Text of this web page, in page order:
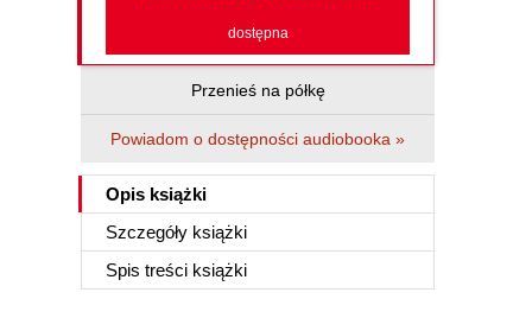
dostępna
Przenieś na półkę
Powiadom o dostępności audiobooka »
Opis książki
Szczegóły książki
Spis treści książki